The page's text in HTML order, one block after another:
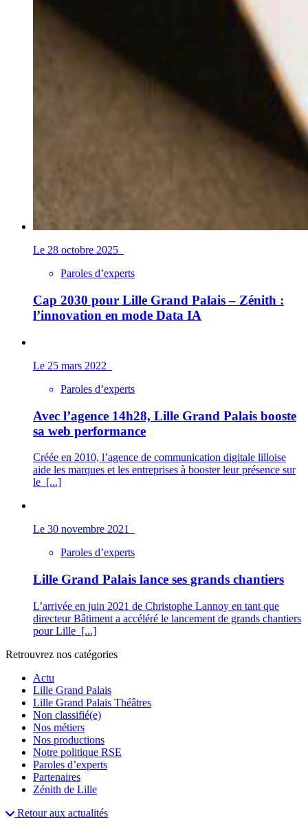
Le 28 octobre 2025
Paroles d’experts
Cap 2030 pour Lille Grand Palais – Zénith :
l’innovation en mode Data IA
Le 25 mars 2022
Paroles d’experts
Avec l’agence 14h28, Lille Grand Palais booste
sa web performance
Créée en 2010, l’agence de communication digitale lilloise
aide les marques et les entreprises à booster leur présence sur
le [...]
Le 30 novembre 2021
Paroles d’experts
Lille Grand Palais lance ses grands chantiers
L’arrivée en juin 2021 de Christophe Lannoy en tant que
directeur Bâtiment a accéléré le lancement de grands chantiers
pour Lille [...]
Retrouvrez nos catégories
Actu
Lille Grand Palais
Lille Grand Palais Théâtres
Non classifié(e)
Nos métiers
Nos productions
Notre politique RSE
Paroles d’experts
Partenaires
Zénith de Lille
Retour aux actualités